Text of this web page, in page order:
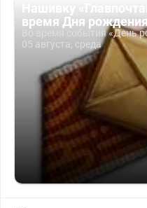
Нашивку
время Дня
Во время события «День
05 августа, среда